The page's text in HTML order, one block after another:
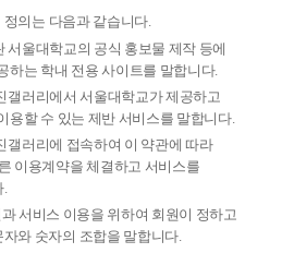
의는 다음과 같습니다.
서울대학교의 공식 홍보물 제작 등에
하는 학내 전용 사이트를 말합니다.
갤러리에서 서울대학교가 제공하고
용할 수 있는 제반 서비스를 말합니다.
갤러리에 접속하여 이 약관에 따라
이용계약을 체결하고 서비스를
.
서비스 이용을 위하여 회원이 정하고
와 숫자의 조합을 말합니다.